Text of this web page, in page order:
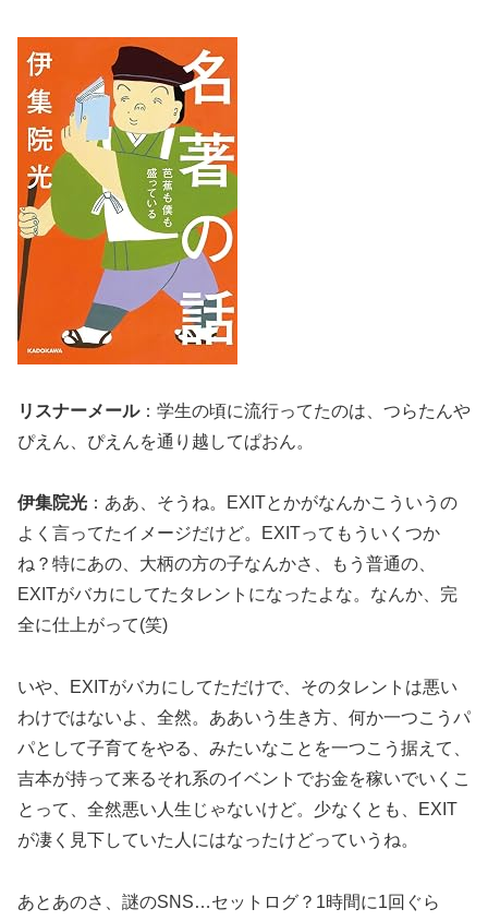
リスナーメール：学生の頃に流行ってたのは、つらたんや
ぴえん、ぴえんを通り越してぱおん。
伊集院光 ：ああ、そうね。EXITとかがなんかこういうの
よく言ってたイメージだけど。EXITってもういくつか
ね？特にあの、大柄の方の子なんかさ、もう普通の、
EXITがバカにしてたタレントになったよな。なんか、完
全に仕上がって(笑)
いや、EXITがバカにしてただけで、そのタレントは悪い
わけではないよ、全然。ああいう生き方、何か一つこうパ
パとして子育てをやる、みたいなことを一つこう据えて、
吉本が持って来るそれ系のイベントでお金を稼いでいくこ
とって、全然悪い人生じゃないけど。少なくとも、EXIT
が凄く見下していた人にはなったけどっていうね。
あとあのさ、謎のSNS…セットログ？1時間に1回ぐら